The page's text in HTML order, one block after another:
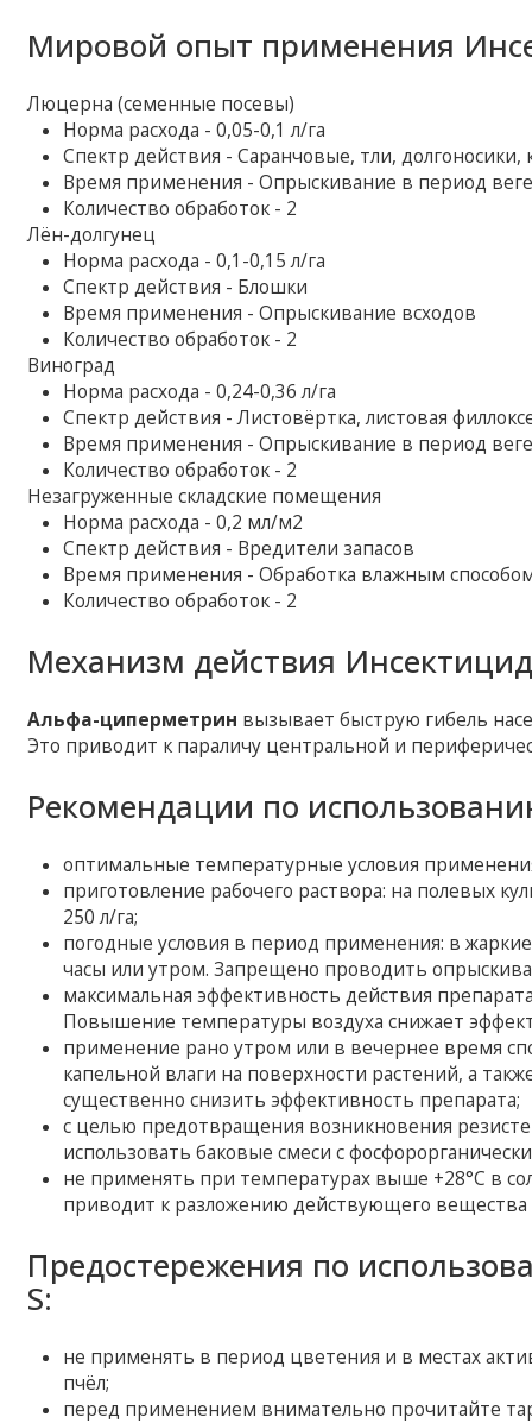
Мировой опыт применения
Люцерна (семенные посевы)
Норма расхода - 0,05-0,1 л/га
Спектр действия - Саранчовые, тли, долгоносики,
Время применения - Опрыскивание в период
Количество обработок - 2
Лён-долгунец
Норма расхода - 0,1-0,15 л/га
Спектр действия - Блошки
Время применения - Опрыскивание всходов
Количество обработок - 2
Виноград
Норма расхода - 0,24-0,36 л/га
Спектр действия - Листовёртка, листовая
Время применения - Опрыскивание в период
Количество обработок - 2
Незагруженные складские помещения
Норма расхода - 0,2 мл/м2
Спектр действия - Вредители запасов
Время применения - Обработка влажным
Количество обработок - 2
Механизм действия
Альфа-циперметрин вызывает быструю гибель
Это приводит к параличу центральной и
Рекомендации по
оптимальные температурные условия
приготовление рабочего раствора: на полевых
250 л/га;
погодные условия в период применения: в
часы или утром. Запрещено проводить
максимальная эффективность действия
Повышение температуры воздуха снижает
применение рано утром или в вечернее время
капельной влаги на поверхности растений, а
существенно снизить эффективность препарата;
с целью предотвращения возникновения
использовать баковые смеси с
не применять при температурах выше +28°С в
приводит к разложению действующего
Предостережения по
S:
не применять в период цветения и в местах
пчёл;
перед применением внимательно прочитайте